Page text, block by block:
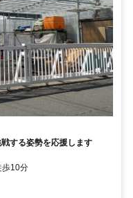
する姿勢を応援します
歩10分